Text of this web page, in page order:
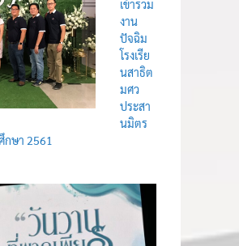
เข้าร่วม
งาน
ปัจฉิม
โรงเรีย
นสาธิต
มศว
ประสา
นมิตร
กษา 2561